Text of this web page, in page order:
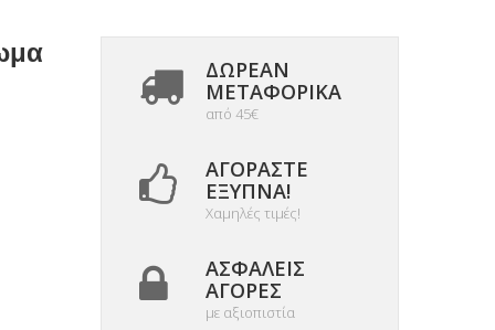
ΔΩΡΕΑΝ
ΜΕΤΑΦΟΡΙΚΆ
από 45€
ΑΓΟΡΆΣΤΕ
ΈΞΥΠΝΑ!
Χαμηλές τιμές!
ΑΣΦΑΛΕΊΣ
ΑΓΟΡΈΣ
με αξιοπιστία